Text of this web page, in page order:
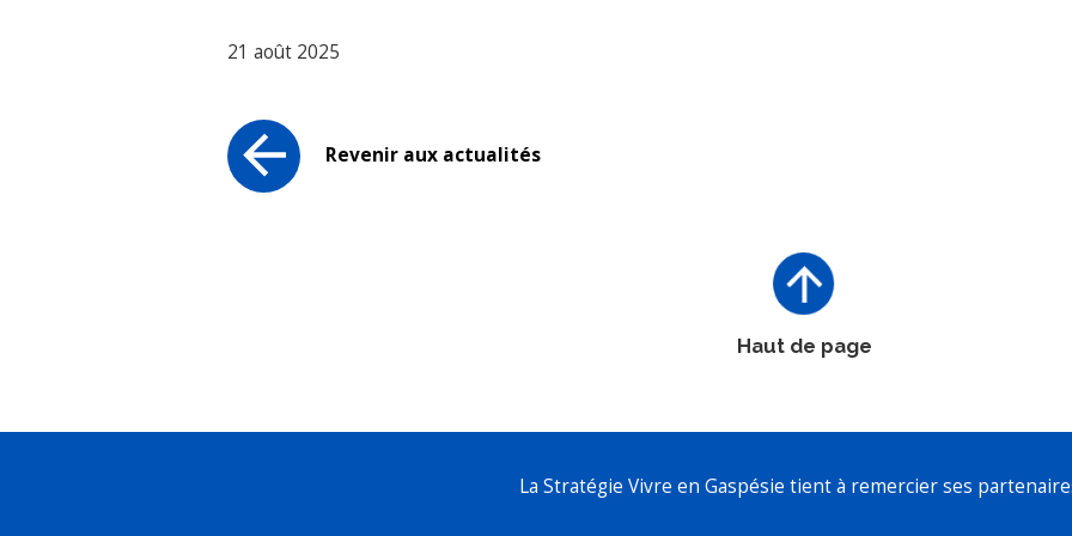
21 août 2025
Revenir aux actualités
Haut de page
La Stratégie Vivre en Gaspésie tient à remercier ses